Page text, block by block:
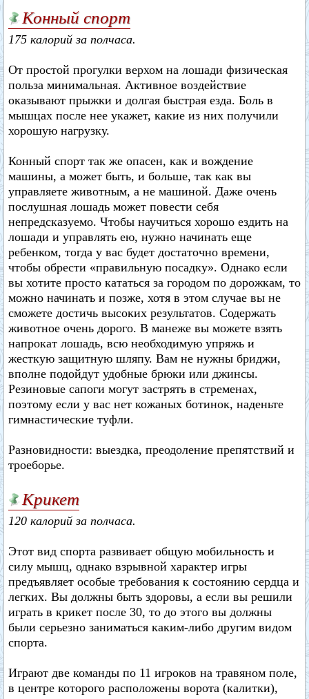
Конный спорт
175 калорий за полчаса.
От простой прогулки верхом на лошади физическая
польза минимальная. Активное воздействие
оказывают прыжки и долгая быстрая езда. Боль в
мышцах после нее укажет, какие из них получили
хорошую нагрузку.
Конный спорт так же опасен, как и вождение
машины, а может быть, и больше, так как вы
управляете животным, а не машиной. Даже очень
послушная лошадь может повести себя
непредсказуемо. Чтобы научиться хорошо ездить на
лошади и управлять ею, нужно начинать еще
ребенком, тогда у вас будет достаточно времени,
чтобы обрести «правильную посадку». Однако если
вы хотите просто кататься за городом по дорожкам, то
можно начинать и позже, хотя в этом случае вы не
сможете достичь высоких результатов. Содержать
животное очень дорого. В манеже вы можете взять
напрокат лошадь, всю необходимую упряжь и
жесткую защитную шляпу. Вам не нужны бриджи,
вполне подойдут удобные брюки или джинсы.
Резиновые сапоги могут застрять в стременах,
поэтому если у вас нет кожаных ботинок, наденьте
гимнастические туфли.
Разновидности: выездка, преодоление препятствий и
троеборье.
Крикет
120 калорий за полчаса.
Этот вид спорта развивает общую мобильность и
силу мышц, однако взрывной характер игры
предъявляет особые требования к состоянию сердца и
легких. Вы должны быть здоровы, а если вы решили
играть в крикет после 30, то до этого вы должны
были серьезно заниматься каким-либо другим видом
спорта.
Играют две команды по 11 игроков на травяном поле,
в центре которого расположены ворота (калитки),